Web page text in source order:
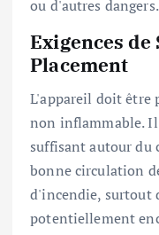
ou d'autres dangers.
Exigences de
Placement
L'appareil doit être
non inflammable. Il
suffisant autour du
bonne circulation
d'incendie, surtout
potentiellement